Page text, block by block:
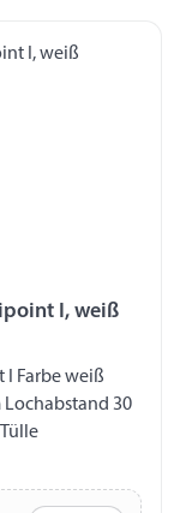
I, weiß
I Farbe weiß
Lochabstand 30